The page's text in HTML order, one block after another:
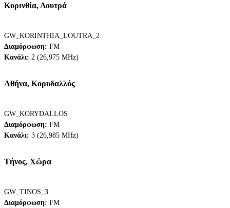
Κορινθία, Λουτρά
GW_KORINTHIA_LOUTRA_2
Διαμόρφωση: FM
Κανάλι: 2 (26,975 MHz)
Αθήνα, Κορυδαλλός
GW_KORYDALLOS
Διαμόρφωση: FM
Κανάλι: 3 (26,985 MHz)
Τήνος, Χώρα
GW_TINOS_3
Διαμόρφωση: FM